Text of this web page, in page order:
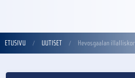
ETUSIVU UUTISET Hevosgaalan